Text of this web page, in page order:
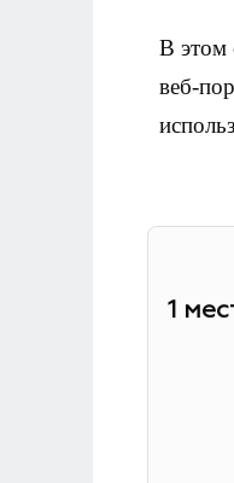
В этом
веб-
1